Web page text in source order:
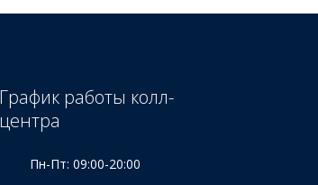
165 ₴
График работы колл-
центра
Пн-Пт: 09:00-20:00